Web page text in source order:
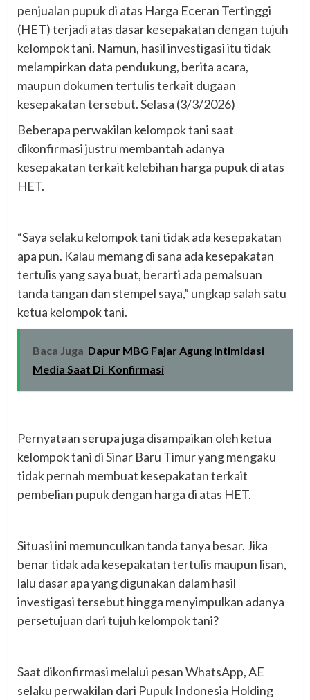
penjualan pupuk di atas Harga Eceran Tertinggi
(HET) terjadi atas dasar kesepakatan dengan tujuh
kelompok tani. Namun, hasil investigasi itu tidak
melampirkan data pendukung, berita acara,
maupun dokumen tertulis terkait dugaan
kesepakatan tersebut. Selasa (3/3/2026)
‎Beberapa perwakilan kelompok tani saat
dikonfirmasi justru membantah adanya
kesepakatan terkait kelebihan harga pupuk di atas
HET.
‎“Saya selaku kelompok tani tidak ada kesepakatan
apa pun. Kalau memang di sana ada kesepakatan
tertulis yang saya buat, berarti ada pemalsuan
tanda tangan dan stempel saya,” ungkap salah satu
ketua kelompok tani.
Baca Juga Dapur MBG Fajar Agung ‎Intimidasi
Media Saat Di Konfirmasi‎‎
‎Pernyataan serupa juga disampaikan oleh ketua
kelompok tani di Sinar Baru Timur yang mengaku
tidak pernah membuat kesepakatan terkait
pembelian pupuk dengan harga di atas HET.
‎Situasi ini memunculkan tanda tanya besar. Jika
benar tidak ada kesepakatan tertulis maupun lisan,
lalu dasar apa yang digunakan dalam hasil
investigasi tersebut hingga menyimpulkan adanya
persetujuan dari tujuh kelompok tani?
‎Saat dikonfirmasi melalui pesan WhatsApp, AE
selaku perwakilan dari Pupuk Indonesia Holding